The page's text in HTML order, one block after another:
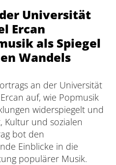
Universität
Ercan
als Spiegel
Wandels
an der Universität
auf, wie Popmusik
widerspiegelt und
Kultur und sozialen
bot den
Einblicke in die
populärer Musik.